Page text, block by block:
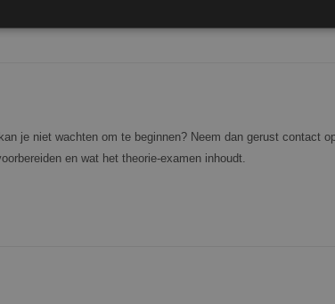
je niet wachten om te beginnen? Neem dan gerust contact
en wat het theorie-examen inhoudt.
maken de kernfunctionaliteiten van de website mogelijk, zoals
Aanbieder/
Domein
Vervaldatum Omschrijving
om de cookievoorkeuren van
cookie-banner van Cookie-
Dit is een identificator voor